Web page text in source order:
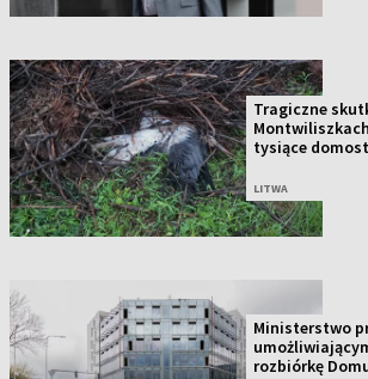
Tragiczne
tysiące
LITWA
Ministerstwo
rozbiórkę